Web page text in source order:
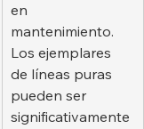
en
mantenimiento.
Los ejemplares
de líneas puras
pueden ser
significativamente